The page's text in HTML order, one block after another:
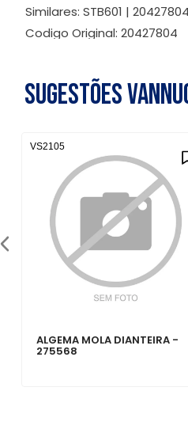
Similares: STB601 |
Codigo Original: 20427804
Sugestões
ALGEMA MOLA DIANTEIRA -
275568
VS2105